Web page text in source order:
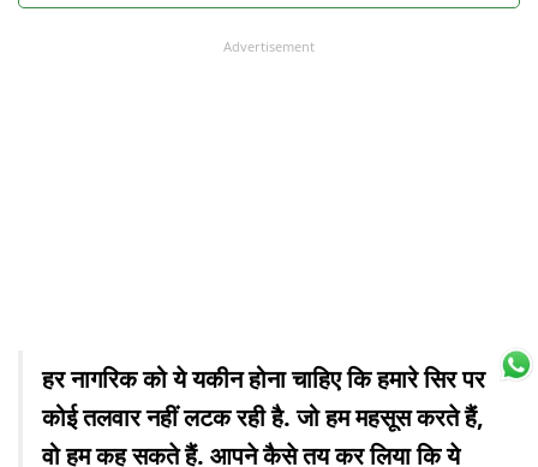
Advertisement
हर नागरिक को ये यकीन होना चाहिए कि हमारे सिर पर
कोई तलवार नहीं लटक रही है. जो हम महसूस करते हैं,
वो हम कह सकते हैं. आपने कैसे तय कर लिया कि ये